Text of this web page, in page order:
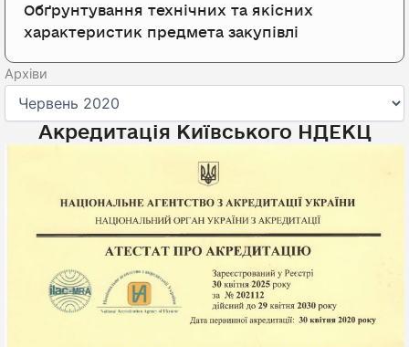
Обґрунтування технічних та якісних
характеристик предмета закупівлі
Архіви
Архіви
Акредитація Київського НДЕКЦ